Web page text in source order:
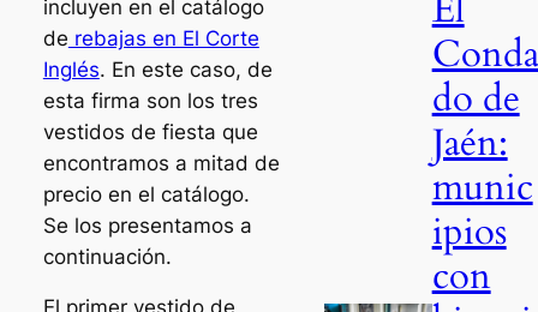
incluyen en el catálogo
de rebajas en El Corte
Inglés. En este caso, de
esta firma son los tres
vestidos de fiesta que
encontramos a mitad de
precio en el catálogo.
Se los presentamos a
continuación.
Conda
do de
Jaén:
munic
ipios
con